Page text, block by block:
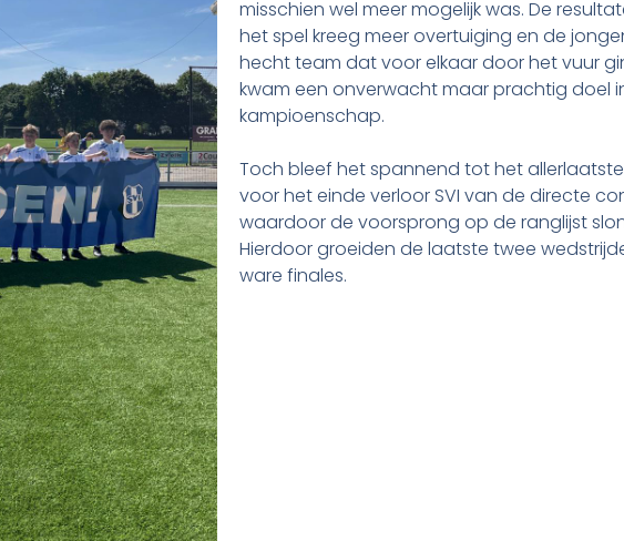
misschien wel meer mogelijk was. De
het spel kreeg meer overtuiging en de
hecht team dat voor elkaar door het vuur
kwam een onverwacht maar prachtig doel
kampioenschap.
Toch bleef het spannend tot het
voor het einde verloor SVI van de directe
waardoor de voorsprong op de ranglijst
Hierdoor groeiden de laatste twee
ware finales.